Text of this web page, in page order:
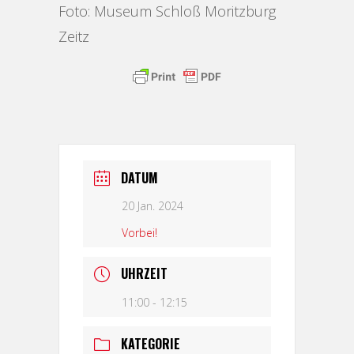
Foto: Museum Schloß Moritzburg
Zeitz
DATUM
20 Jan. 2024
Vorbei!
UHRZEIT
11:00 - 12:15
KATEGORIE